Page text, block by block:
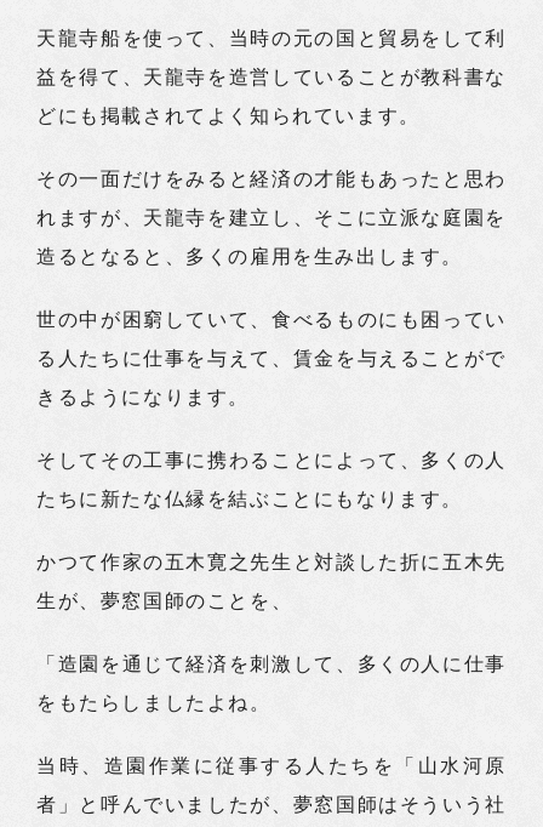
天龍寺船を使って、当時の元の国と貿易をして利
益を得て、天龍寺を造営していることが教科書な
どにも掲載されてよく知られています。
その一面だけをみると経済の才能もあったと思わ
れますが、天龍寺を建立し、そこに立派な庭園を
造るとなると、多くの雇用を生み出します。
世の中が困窮していて、食べるものにも困ってい
る人たちに仕事を与えて、賃金を与えることがで
きるようになります。
そしてその工事に携わることによって、多くの人
たちに新たな仏縁を結ぶことにもなります。
かつて作家の五木寛之先生と対談した折に五木先
生が、夢窓国師のことを、
「造園を通じて経済を刺激して、多くの人に仕事
をもたらしましたよね。
当時、造園作業に従事する人たちを「山水河原
者」と呼んでいましたが、夢窓国師はそういう社